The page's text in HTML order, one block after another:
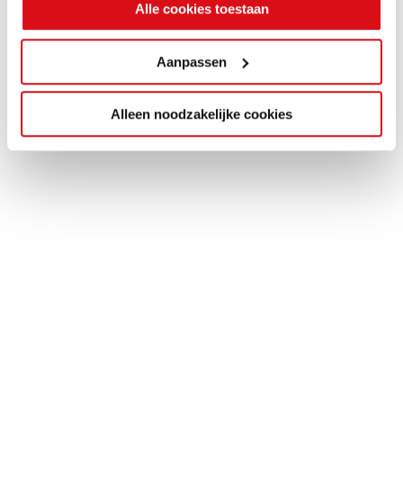
Alle cookies toestaan
Aanpassen
Alleen noodzakelijke cookies